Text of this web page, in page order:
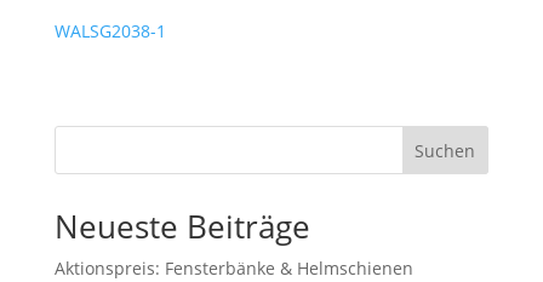
WALSG2038-1
Suchen
Neueste Beiträge
Aktionspreis: Fensterbänke & Helmschienen